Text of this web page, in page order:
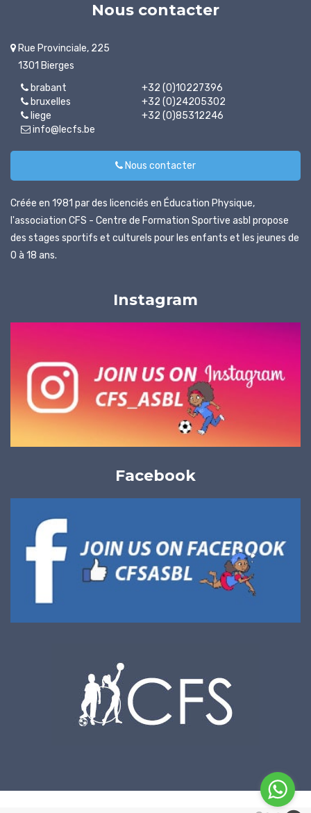
Nous contacter
Rue Provinciale, 225
1301 Bierges
brabant
+32 (0)10227396
bruxelles
+32 (0)24205302
liege
+32 (0)85312246
info@lecfs.be
Nous contacter
Créée en 1981 par des licenciés en Éducation Physique,
l'association CFS - Centre de Formation Sportive asbl propose
des stages sportifs et culturels pour les enfants et les jeunes de
0 à 18 ans.
Instagram
Facebook